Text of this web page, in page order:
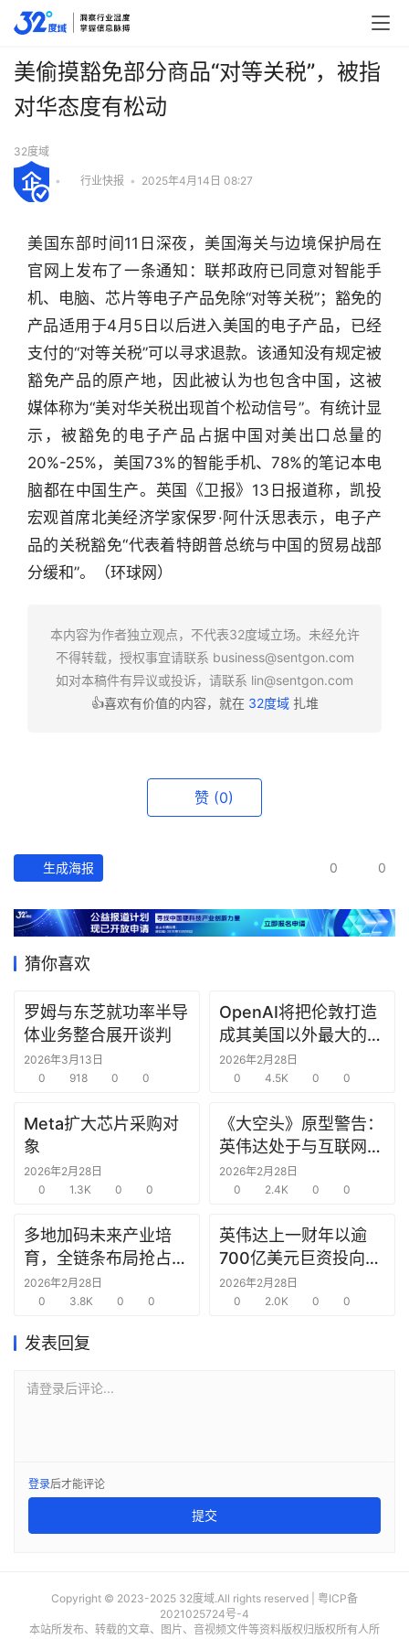
行
业
快
资
数
据
研
选
报
创
投
窗
商
合
圈
美偷摸豁免部分商品“对等关税”，被指
对华态度有松动
32度域
• 行业快报 • 2025年4月14日 08:27
美国东部时间11日深夜，美国海关与边境保护局在
官网上发布了一条通知：联邦政府已同意对智能手
机、电脑、芯片等电子产品免除“对等关税”；豁免的
产品适用于4月5日以后进入美国的电子产品，已经
支付的“对等关税”可以寻求退款。该通知没有规定被
豁免产品的原产地，因此被认为也包含中国，这被
媒体称为“美对华关税出现首个松动信号”。有统计显
示，被豁免的电子产品占据中国对美出口总量的
20%-25%，美国73%的智能手机、78%的笔记本电
脑都在中国生产。英国《卫报》13日报道称，凯投
宏观首席北美经济学家保罗·阿什沃思表示，电子产
品的关税豁免“代表着特朗普总统与中国的贸易战部
分缓和”。（环球网）
本内容为作者独立观点，不代表32度域立场。未经允许
不得转载，授权事宜请联系 business@sentgon.com
如对本稿件有异议或投诉，请联系 lin@sentgon.com
👍喜欢有价值的内容，就在 32度域扎堆
赞 (0)
生成海报 0 0
猜你喜欢
罗姆与东芝就功率半导
体业务整合展开谈判
2026年3月13日
0
918 0 0
OpenAI将把伦敦打造
成其美国以外最大的研
究中心
2026年2月28日
0
4.5K 0 0
Meta扩大芯片采购对
象
2026年2月28日
0
1.3K 0 0
《大空头》原型警告：
英伟达处于与互联网泡
沫时期思科同样的“危
险境地”
2026年2月28日
0
2.4K 0 0
多地加码未来产业培
育，全链条布局抢占新
赛道先机
2026年2月28日
0
3.8K 0 0
英伟达上一财年以逾
700亿美元巨资投向合
作方，竭力巩固AI芯片
需求
2026年2月28日
0
2.0K 0 0
发表回复
请登录后评论...
登录后才能评论
提交
Copyright © 2023-2025 32度域.All rights reserved | 粤ICP备
2021025724号-4
本站所发布、转载的文章、图片、音视频文件等资料版权归版权所有人所